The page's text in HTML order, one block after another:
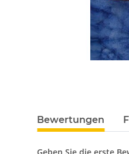
Bewertungen